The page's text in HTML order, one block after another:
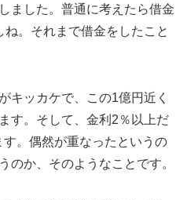
ました。普通に考えたら借金
。それまで借金をしたこと
キッカケで、この1億円近く
す。そして、金利2％以上だ
。偶然が重なったというの
のか、そのようなことです。